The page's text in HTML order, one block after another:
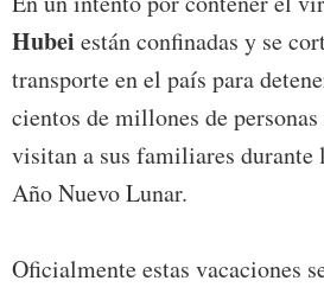
Hubei están confinadas y se
transporte en el país para
cientos de millones de
visitan a sus familiares durante
Año Nuevo Lunar.
Oficialmente estas vacaciones